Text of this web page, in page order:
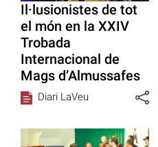
Il·lusionistes de tot
el món en la XXIV
Trobada
Internacional de
Mags d’Almussafes
Diari LaVeu